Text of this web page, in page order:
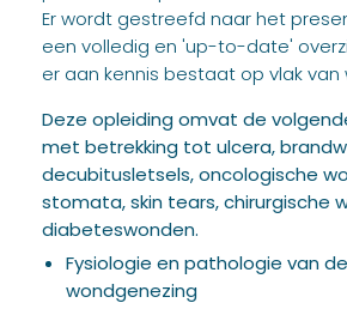
Er wordt gestreefd naar het
een volledig en 'up-to-date'
er aan kennis bestaat op vlak van
Deze opleiding omvat de
met betrekking tot ulcera,
decubitusletsels, oncologische
stomata, skin tears, chirurgische
diabeteswonden.
Fysiologie en pathologie van de
wondgenezing